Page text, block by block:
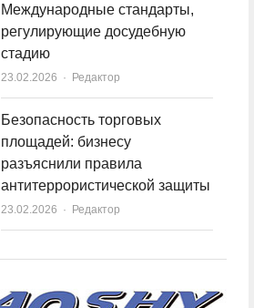
Международные стандарты,
регулирующие досудебную
стадию
23.02.2026 Author
Редактор
Безопасность торговых
площадей: бизнесу
разъяснили правила
антитеррористической защиты
23.02.2026 Author
Редактор